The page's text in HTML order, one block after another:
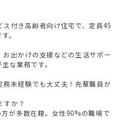
付き高齢者向け住宅で、定員45
。
出かけの支援などの生活サポー
な業務です。
未経験でも大丈夫！先輩職員が
すか？
が多数在籍。女性90%の職場で